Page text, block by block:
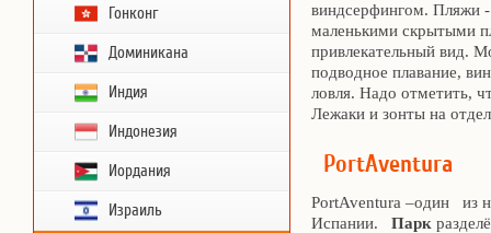
Гонконг
Доминикана
Индия
Индонезия
Иордания
Израиль
виндсерфингом. Пляжи -
маленькими скрытыми
привлекательный вид.
подводное плавание,
ловля. Надо отметить,
Лежаки и зонты на
PortAventura
PortAventura –один из
Испании.
Парк